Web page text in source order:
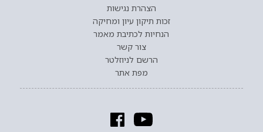
הצהרת נגישות
זכות תיקון עיון ומחיקה
הנחיות לכתיבת מאמר
צור קשר
הרשם לניוזלטר
מפת אתר